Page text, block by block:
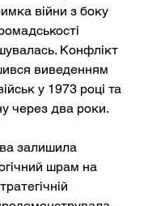
війни з боку
Конфлікт
виведенням
у 1973 році та
через два роки.
залишила
шрам на